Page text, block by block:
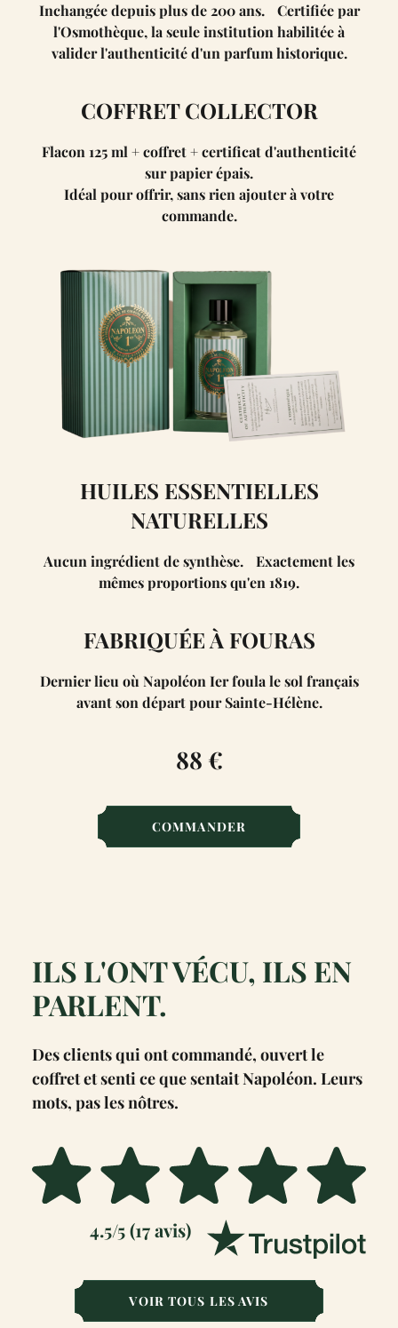
Inchangée depuis plus de 200 ans. Certifiée par
l'Osmothèque, la seule institution habilitée à
valider l'authenticité d'un parfum historique.
COFFRET COLLECTOR
Flacon 125 ml + coffret + certificat d'authenticité
sur papier épais.
Idéal pour offrir, sans rien ajouter à votre
commande.
HUILES ESSENTIELLES
NATURELLES
Aucun ingrédient de synthèse. Exactement les
mêmes proportions qu'en 1819.
FABRIQUÉE À FOURAS
Dernier lieu où Napoléon Ier foula le sol français
avant son départ pour Sainte-Hélène.
88 €
COMMANDER
ILS L'ONT VÉCU, ILS EN
PARLENT.
Des clients qui ont commandé, ouvert le
coffret et senti ce que sentait Napoléon. Leurs
mots, pas les nôtres.
4.5/5 (17 avis)
VOIR TOUS LES AVIS